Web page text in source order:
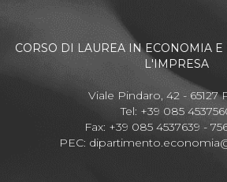
CORSO DI LAUREA IN ECONOMIA
L'IMPRESA
Viale Pindaro, 42 - 65127
Tel: +39 085
Fax: +39 085 4537639 -
PEC: